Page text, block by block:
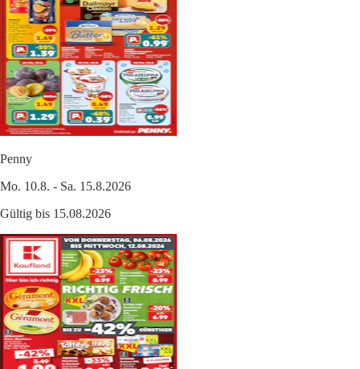
Penny
Mo. 10.8. - Sa. 15.8.2026
Gültig bis 15.08.2026